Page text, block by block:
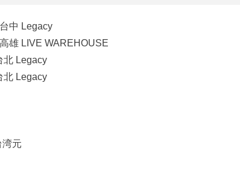
中 Legacy
雄 LIVE WAREHOUSE
北 Legacy
北 Legacy
元